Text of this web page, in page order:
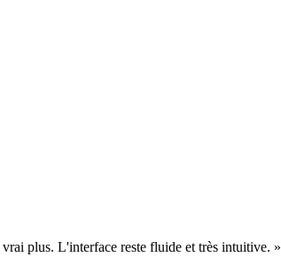
plus. L'interface reste fluide et très intuitive. »